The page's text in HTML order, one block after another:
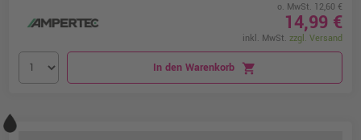
o. MwSt. 12,60 €
14,99 €
inkl. MwSt. zzgl. Versand
In den Warenkorb shopping_cart